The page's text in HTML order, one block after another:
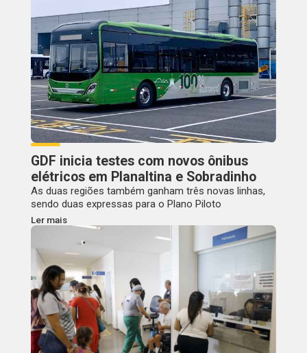
GDF inicia testes com novos ônibus
elétricos em Planaltina e Sobradinho
As duas regiões também ganham três novas linhas,
sendo duas expressas para o Plano Piloto
Ler mais